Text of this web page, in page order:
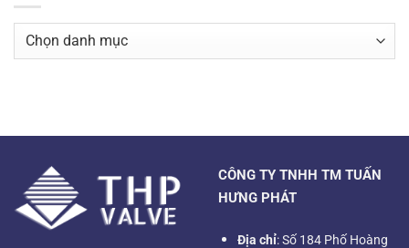
Danh
CÔNG TY TNHH TM TUẤN
HƯNG PHÁT
Địa chỉ: Số 184 Phố Hoàng